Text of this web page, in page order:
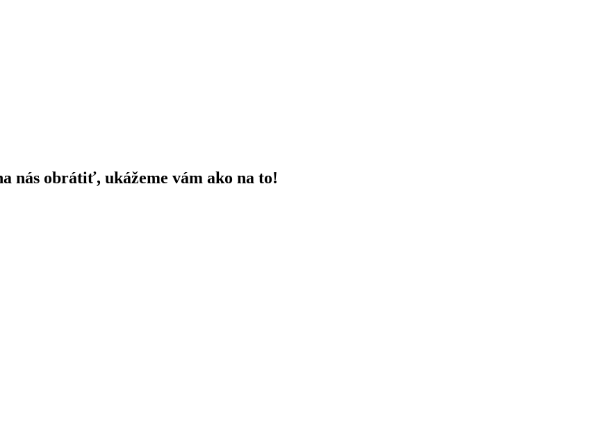
nás obrátiť, ukážeme vám ako na to!